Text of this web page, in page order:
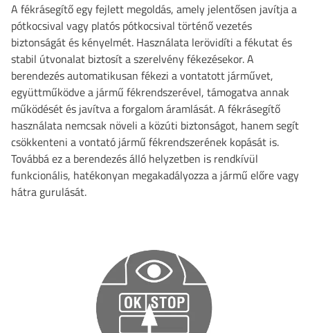
A fékrásegítő egy fejlett megoldás, amely jelentősen javítja a
pótkocsival vagy platós pótkocsival történő vezetés
biztonságát és kényelmét. Használata lerövidíti a fékutat és
stabil útvonalat biztosít a szerelvény fékezésekor. A
berendezés automatikusan fékezi a vontatott járművet,
együttműködve a jármű fékrendszerével, támogatva annak
működését és javítva a forgalom áramlását. A fékrásegítő
használata nemcsak növeli a közúti biztonságot, hanem segít
csökkenteni a vontató jármű fékrendszerének kopását is.
Továbbá ez a berendezés álló helyzetben is rendkívül
funkcionális, hatékonyan megakadályozza a jármű előre vagy
hátra gurulását.